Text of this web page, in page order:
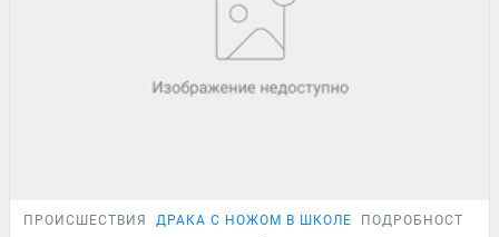
ПРОИСШЕСТВИЯ ДРАКА С НОЖОМ В ШКОЛЕ ПОДРОБНОСТИ